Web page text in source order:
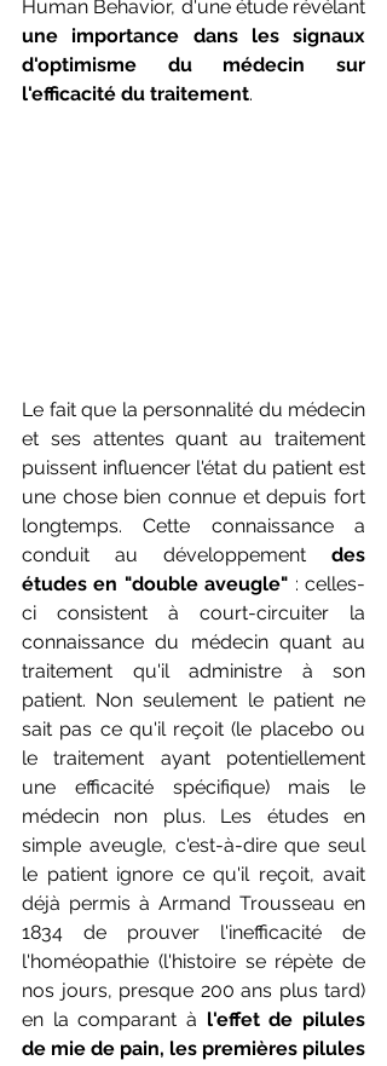
une importance dans les signaux
d'optimisme du médecin sur
l'efficacité du traitement.
Le fait que la personnalité du médecin
et ses attentes quant au traitement
puissent influencer l'état du patient est
une chose bien connue et depuis fort
longtemps. Cette connaissance a
conduit au développement des
études en "double aveugle" : celles-
ci consistent à court-circuiter la
connaissance du médecin quant au
traitement qu'il administre à son
patient. Non seulement le patient ne
sait pas ce qu'il reçoit (le placebo ou
le traitement ayant potentiellement
une efficacité spécifique) mais le
médecin non plus. Les études en
simple aveugle, c'est-à-dire que seul
le patient ignore ce qu'il reçoit, avait
déjà permis à Armand Trousseau en
1834 de prouver l'inefficacité de
l'homéopathie (l'histoire se répète de
nos jours, presque 200 ans plus tard)
en la comparant à l'effet de pilules
de mie de pain, les premières pilules